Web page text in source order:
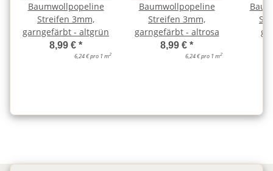
Baumwollpopeline
Streifen 3mm,
garngefärbt - altgrün
8,99 € *
6,24 € pro 1 m2
Baumwollpopeline
Streifen 3mm,
garngefärbt - altrosa
8,99 € *
6,24 € pro 1 m2